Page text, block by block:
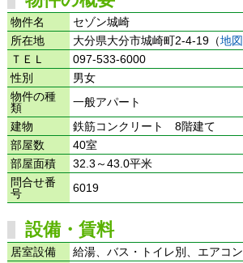
物件名
セゾン城崎
所在地
大分県大分市城崎町2-4-19（地図
ＴＥＬ
097-533-6000
性別
男女
物件の種
類
一般アパート
建物
鉄筋コンクリート 8階建て
部屋数
40室
部屋面積
32.3～43.0平米
問合せ番
号
6019
設備・賃料
居室設備
給湯、バス・トイレ別、エアコン